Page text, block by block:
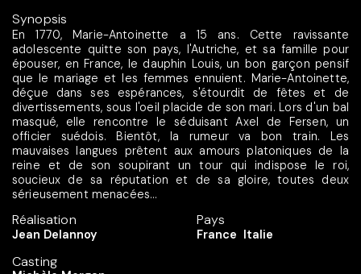
Synopsis
En 1770, Marie-Antoinette a 15 ans. Cette ravissante
adolescente quitte son pays, l'Autriche, et sa famille pour
épouser, en France, le dauphin Louis, un bon garçon pensif
que le mariage et les femmes ennuient. Marie-Antoinette,
déçue dans ses espérances, s'étourdit de fêtes et de
divertissements, sous l'oeil placide de son mari. Lors d'un bal
masqué, elle rencontre le séduisant Axel de Fersen, un
officier suédois. Bientôt, la rumeur va bon train. Les
mauvaises langues prêtent aux amours platoniques de la
reine et de son soupirant un tour qui indispose le roi,
soucieux de sa réputation et de sa gloire, toutes deux
sérieusement menacées...
Réalisation
Jean Delannoy
Casting
Pays
France Italie